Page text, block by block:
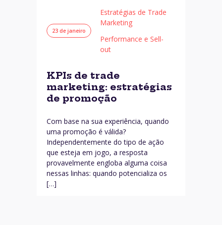
23 de janeiro
Estratégias de Trade
Marketing
Performance e Sell-
out
KPIs de trade
marketing: estratégias
de promoção
Com base na sua experiência, quando
uma promoção é válida?
Independentemente do tipo de ação
que esteja em jogo, a resposta
provavelmente engloba alguma coisa
nessas linhas: quando potencializa os
[…]